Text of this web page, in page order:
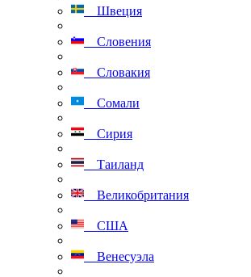
Швеция
Словения
Словакия
Сомали
Сирия
Таиланд
Великобритания
США
Венесуэла